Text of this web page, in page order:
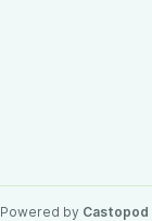
Powered by Castopod